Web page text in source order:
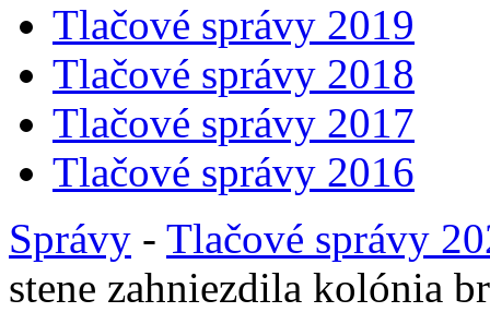
Tlačové správy 2019
Tlačové správy 2018
Tlačové správy 2017
Tlačové správy 2016
Správy - Tlačové správy
stene zahniezdila kolónia